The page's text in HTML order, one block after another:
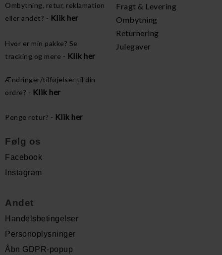
Ombytning, retur, reklamation
eller andet? - Klik her
Hvor er min pakke? Se
tracking og mere - Klik her
Ændringer/tilføjelser til din
ordre? - Klik her
Penge retur? - Klik her
Fragt & Levering
Ombytning
Returnering
Julegaver
Følg os
Facebook
Instagram
Andet
Handelsbetingelser
Personoplysninger
Åbn GDPR-popup